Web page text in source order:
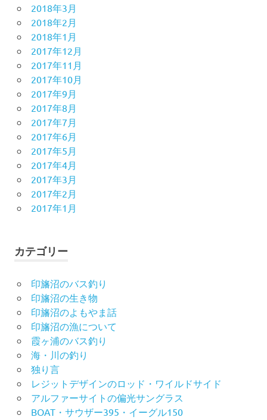
2018年3月
2018年2月
2018年1月
2017年12月
2017年11月
2017年10月
2017年9月
2017年8月
2017年7月
2017年6月
2017年5月
2017年4月
2017年3月
2017年2月
2017年1月
カテゴリー
印旛沼のバス釣り
印旛沼の生き物
印旛沼のよもやま話
印旛沼の漁について
霞ヶ浦のバス釣り
海・川の釣り
独り言
レジットデザインのロッド・ワイルドサイド
アルファーサイトの偏光サングラス
BOAT・サウザー395・イーグル150